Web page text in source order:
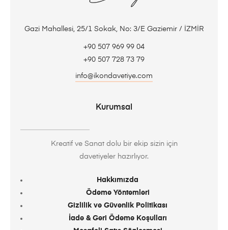
Gazi Mahallesi, 25/1 Sokak, No: 3/E Gaziemir / İZMİR
+90 507 969 99 04
+90 507 728 73 79
info@ikondavetiye.com
Kurumsal
Kreatif ve Sanat dolu bir ekip sizin için
davetiyeler hazırlıyor.
Hakkımızda
Ödeme Yöntemleri
Gizlilik ve Güvenlik Politikası
İade & Geri Ödeme Koşulları